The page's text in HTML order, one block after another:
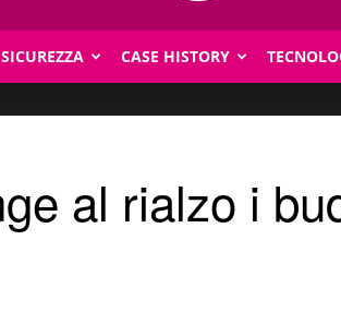
SICUREZZA CASE HISTORY
al rialzo i